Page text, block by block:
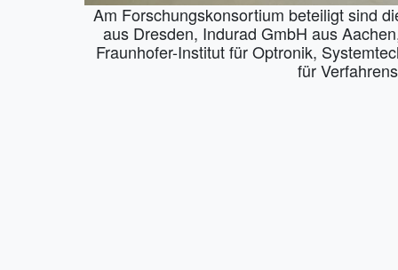
Am Forschungskonsortium beteiligt sind
aus Dresden, Indurad GmbH aus
Fraunhofer-Institut für Optronik,
für